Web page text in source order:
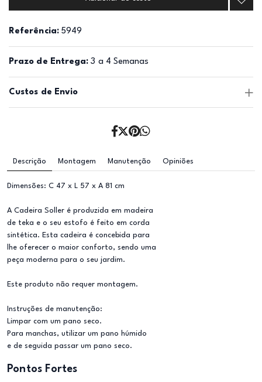
Referência: 5949
Prazo de Entrega: 3 a 4 Semanas
Custos de Envio
Descrição Montagem Manutenção Opiniões
Dimensões: C 47 x L 57 x A 81 cm
A Cadeira Soller é produzida em madeira
de teka e o seu estofo é feito em corda
sintética. Esta cadeira é concebida para
lhe oferecer o maior conforto, sendo uma
peça moderna para o seu jardim.
Este produto não requer montagem.
Instruções de manutenção:
Limpar com um pano seco.
Para manchas, utilizar um pano húmido
e de seguida passar um pano seco.
Pontos Fortes